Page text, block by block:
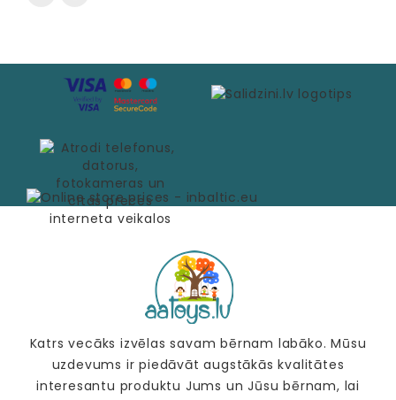
Katrs vecāks izvēlas savam bērnam labāko. Mūsu
uzdevums ir piedāvāt augstākās kvalitātes
interesantu produktu Jums un Jūsu bērnam, lai